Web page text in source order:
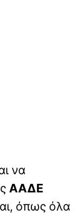
να
ΑΑΔΕ
όπως όλα